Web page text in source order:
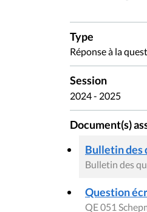
Type
Réponse à la
Session
2024 - 2025
Document(s)
Bulletin des
Bulletin des
Question
QE 051